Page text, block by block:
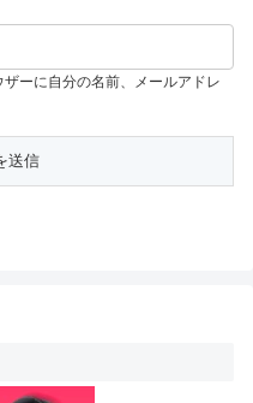
ーに自分の名前、メールアドレ